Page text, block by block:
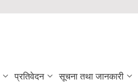
प्रतिवेदन सूचना तथा जानकारी